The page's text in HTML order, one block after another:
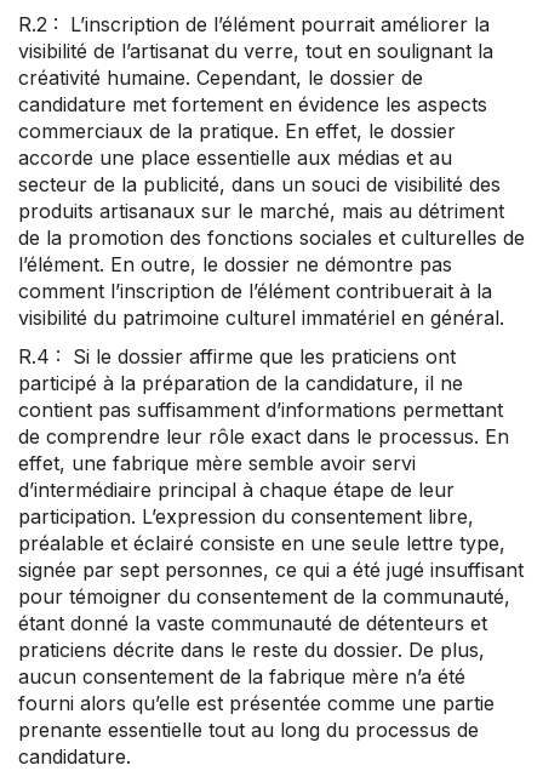
R.2 : L’inscription de l’élément pourrait améliorer la
visibilité de l’artisanat du verre, tout en soulignant la
créativité humaine. Cependant, le dossier de
candidature met fortement en évidence les aspects
commerciaux de la pratique. En effet, le dossier
accorde une place essentielle aux médias et au
secteur de la publicité, dans un souci de visibilité des
produits artisanaux sur le marché, mais au détriment
de la promotion des fonctions sociales et culturelles de
l’élément. En outre, le dossier ne démontre pas
comment l’inscription de l’élément contribuerait à la
visibilité du patrimoine culturel immatériel en général.
R.4 : Si le dossier affirme que les praticiens ont
participé à la préparation de la candidature, il ne
contient pas suffisamment d’informations permettant
de comprendre leur rôle exact dans le processus. En
effet, une fabrique mère semble avoir servi
d’intermédiaire principal à chaque étape de leur
participation. L’expression du consentement libre,
préalable et éclairé consiste en une seule lettre type,
signée par sept personnes, ce qui a été jugé insuffisant
pour témoigner du consentement de la communauté,
étant donné la vaste communauté de détenteurs et
praticiens décrite dans le reste du dossier. De plus,
aucun consentement de la fabrique mère n’a été
fourni alors qu’elle est présentée comme une partie
prenante essentielle tout au long du processus de
candidature.